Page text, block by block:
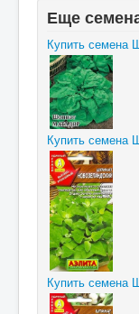
Еще
Купить семена
Купить семена
Купить семена